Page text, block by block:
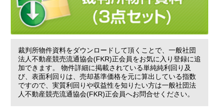
裁判所物件資料をダウンロードして頂くことで、一般社団
法人不動産競売流通協会(FKR)正会員をお気に入り登録に追
加できます。 物件詳細に掲載されている単純純利回り及
び、表面利回りは、売却基準価格を元に算出している指数
ですので、実質利回りや収益性を知りたい方は一般社団法
人不動産競売流通協会(FKR)正会員へお問合せください。